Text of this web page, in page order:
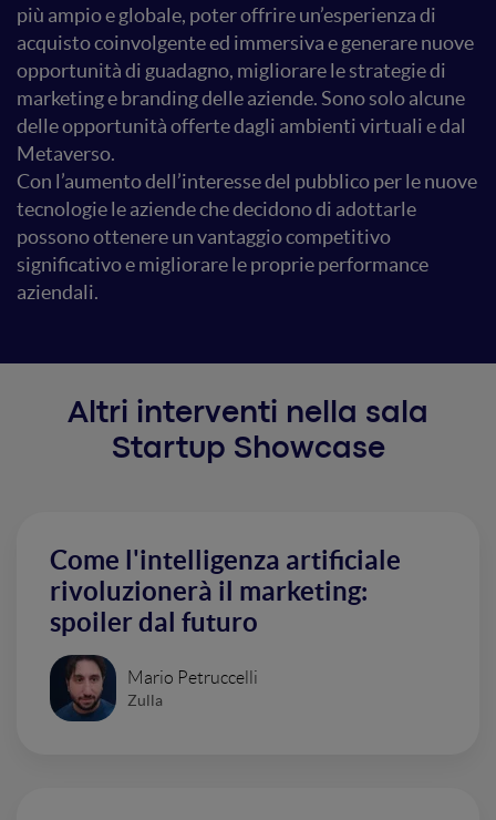
più ampio e globale, poter offrire un’esperienza di
acquisto coinvolgente ed immersiva e generare nuove
opportunità di guadagno, migliorare le strategie di
marketing e branding delle aziende. Sono solo alcune
delle opportunità offerte dagli ambienti virtuali e dal
Metaverso.
Con l’aumento dell’interesse del pubblico per le nuove
tecnologie le aziende che decidono di adottarle
possono ottenere un vantaggio competitivo
significativo e migliorare le proprie performance
aziendali.
Altri interventi nella sala
Startup Showcase
Come l'intelligenza artificiale
rivoluzionerà il marketing:
spoiler dal futuro
Mario Petruccelli
Zulla